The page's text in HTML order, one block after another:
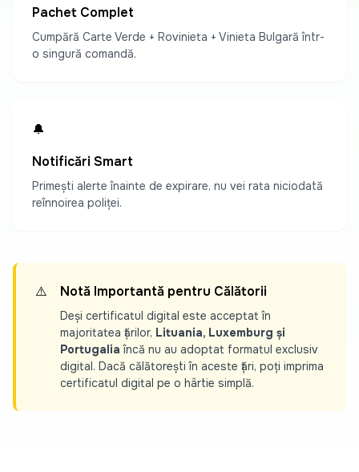
Pachet Complet
Cumpără Carte Verde + Rovinieta + Vinieta Bulgară într-
o singură comandă.
🔔
Notificări Smart
Primești alerte înainte de expirare, nu vei rata niciodată
reînnoirea poliței.
⚠️ Notă Importantă pentru Călătorii
Deși certificatul digital este acceptat în
majoritatea țărilor, Lituania, Luxemburg și
Portugalia încă nu au adoptat formatul exclusiv
digital. Dacă călătorești în aceste țări, poți imprima
certificatul digital pe o hârtie simplă.